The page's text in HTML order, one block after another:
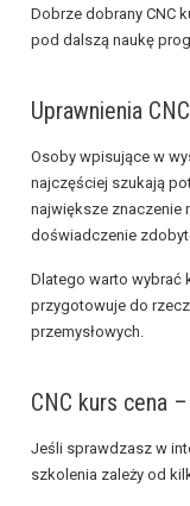
Dobrze dobrany CNC
pod dalszą naukę
Uprawnienia
Osoby wpisujące w
najczęściej szukają
największe znaczenie
doświadczenie
Dlatego warto wybrać
przygotowuje do
przemysłowych.
CNC kurs cena
Jeśli sprawdzasz w
szkolenia zależy od